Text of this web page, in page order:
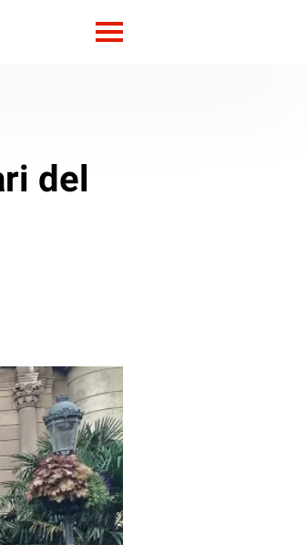
del